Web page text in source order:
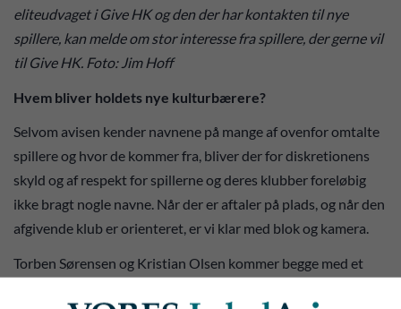
eliteudvaget i Give HK og den der har kontakten til nye
spillere, kan melde om stor interesse fra spillere, der gerne vil
til Give HK. Foto: Jim Hoff
Hvem bliver holdets nye kulturbærere?
Selvom avisen kender navnene på mange af ovenfor omtalte
spillere og hvor de kommer fra, bliver der for diskretionens
skyld og af respekt for spillerne og deres klubber foreløbig
ikke bragt nogle navne. Når der er aftaler på plads, og når den
afgivende klub er orienteret, er vi klar med blok og kamera.
Torben Sørensen og Kristian Olsen kommer begge med et